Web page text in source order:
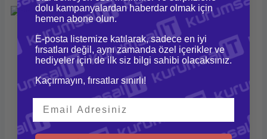
dolu kampanyalardan haberdar olmak için
hemen abone olun.
E-posta listemize katılarak, sadece en iyi
fırsatları değil, aynı zamanda özel içerikler ve
hediyeler için de ilk siz bilgi sahibi olacaksınız.
Kaçırmayın, fırsatlar sınırlı!